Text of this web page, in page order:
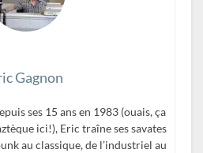
Gagnon
ses 15 ans en 1983 (ouais, ça
ici!), Eric traîne ses savates
au classique, de l’industriel au